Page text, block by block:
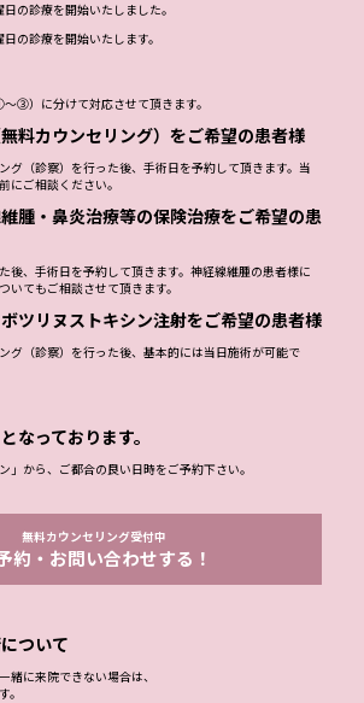
の診療を開始いたしました。
の診療を開始いたします。
③）に分けて対応させて頂きます。
料カウンセリング）をご希望の患者様
グ（診察）を行った後、手術日を予約して頂きます。当
にご相談ください。
腫・鼻炎治療等の保険治療をご希望の患
後、手術日を予約して頂きます。神経線維腫の患者様に
いてもご相談させて頂きます。
ツリヌストキシン注射をご希望の患者様
グ（診察）を行った後、基本的には当日施術が可能で
なっております。
」から、ご都合の良い日時をご予約下さい。
無料カウンセリング受付中
約・お問い合わせする！
ついて
緒に来院できない場合は、
。